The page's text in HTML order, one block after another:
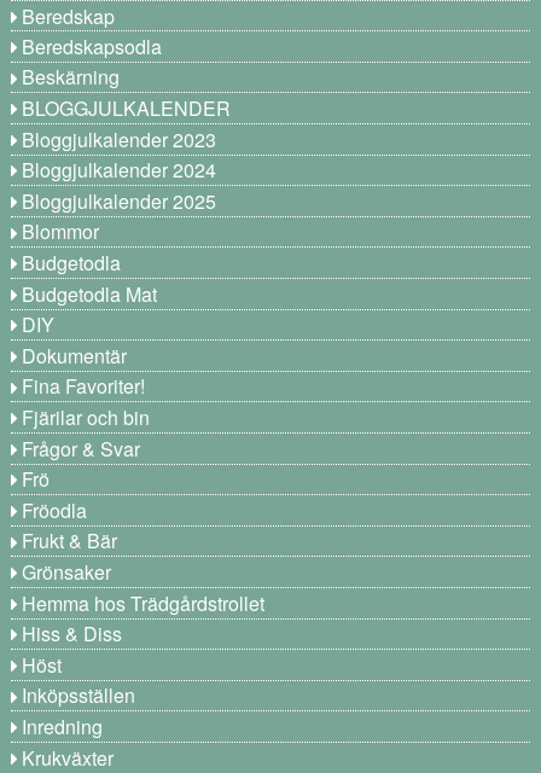
Beredskap
Beredskapsodla
Beskärning
BLOGGJULKALENDER
Bloggjulkalender 2023
Bloggjulkalender 2024
Bloggjulkalender 2025
Blommor
Budgetodla
Budgetodla Mat
DIY
Dokumentär
Fina Favoriter!
Fjärilar och bin
Frågor & Svar
Frö
Fröodla
Frukt & Bär
Grönsaker
Hemma hos Trädgårdstrollet
Hiss & Diss
Höst
Inköpsställen
Inredning
Krukväxter